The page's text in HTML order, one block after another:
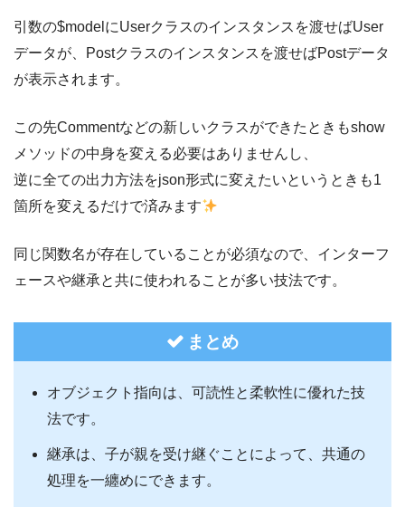
引数の$modelにUserクラスのインスタンスを渡せばUser
データが、Postクラスのインスタンスを渡せばPostデータ
が表示されます。
この先Commentなどの新しいクラスができたときもshow
メソッドの中身を変える必要はありませんし、
逆に全ての出力方法をjson形式に変えたいというときも1
箇所を変えるだけで済みます
同じ関数名が存在していることが必須なので、インターフ
ェースや継承と共に使われることが多い技法です。
まとめ
オブジェクト指向は、可読性と柔軟性に優れた技
法です。
継承は、子が親を受け継ぐことによって、共通の
処理を一纏めにできます。